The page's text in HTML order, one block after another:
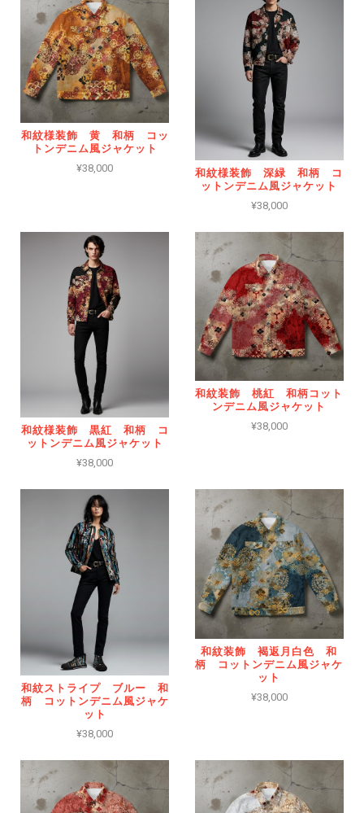
和紋様装飾 黄 和柄 コッ
トンデニム風ジャケット
¥38,000
和紋様装飾 深緑 和柄 コ
ットンデニム風ジャケット
¥38,000
和紋様装飾 黒紅 和柄 コ
ットンデニム風ジャケット
¥38,000
和紋装飾 桃紅 和柄コット
ンデニム風ジャケット
¥38,000
和紋ストライプ ブルー 和
柄 コットンデニム風ジャケ
ット
¥38,000
和紋装飾 褐返月白色 和
柄 コットンデニム風ジャケ
ット
¥38,000